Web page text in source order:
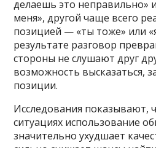
делаешь это неправильно»
меня», другой чаще всего
позицией — «ты тоже» или
результате разговор
стороны не слушают друг
возможность высказаться,
позиции.
Исследования показывают,
ситуациях использование
значительно ухудшает